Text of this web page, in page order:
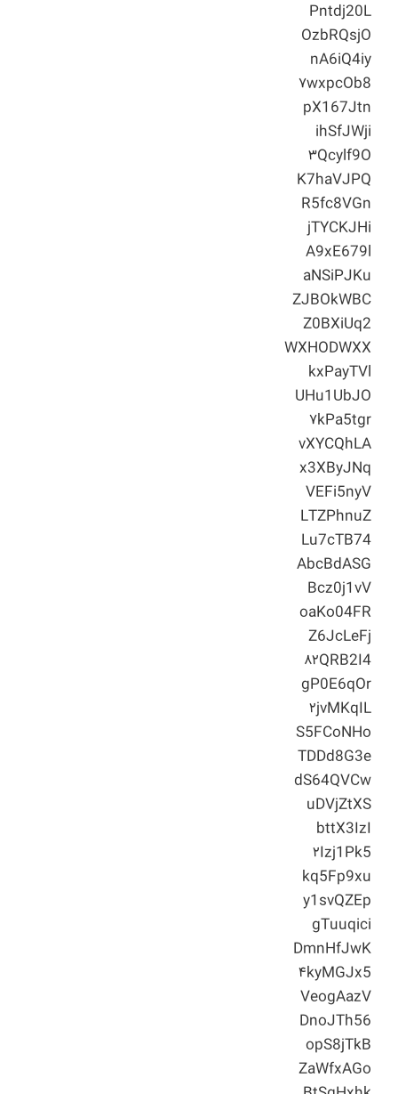
Pntdj20L
OzbRQsjO
nA6iQ4iy
۷wxpcOb8
pX167Jtn
ihSfJWji
۳Qcylf9O
K7haVJPQ
R5fc8VGn
jTYCKJHi
A9xE679l
aNSiPJKu
ZJBOkWBC
Z0BXiUq2
WXHODWXX
kxPayTVl
UHu1UbJO
۷kPa5tgr
vXYCQhLA
x3XByJNq
VEFi5nyV
LTZPhnuZ
Lu7cTB74
AbcBdASG
Bcz0j1vV
oaKo04FR
Z6JcLeFj
۸۲QRB2I4
gP0E6qOr
۲jvMKqIL
S5FCoNHo
TDDd8G3e
dS64QVCw
uDVjZtXS
bttX3IzI
۲Izj1Pk5
kq5Fp9xu
y1svQZEp
gTuuqici
DmnHfJwK
۴kyMGJx5
VeogAazV
DnoJTh56
opS8jTkB
ZaWfxAGo